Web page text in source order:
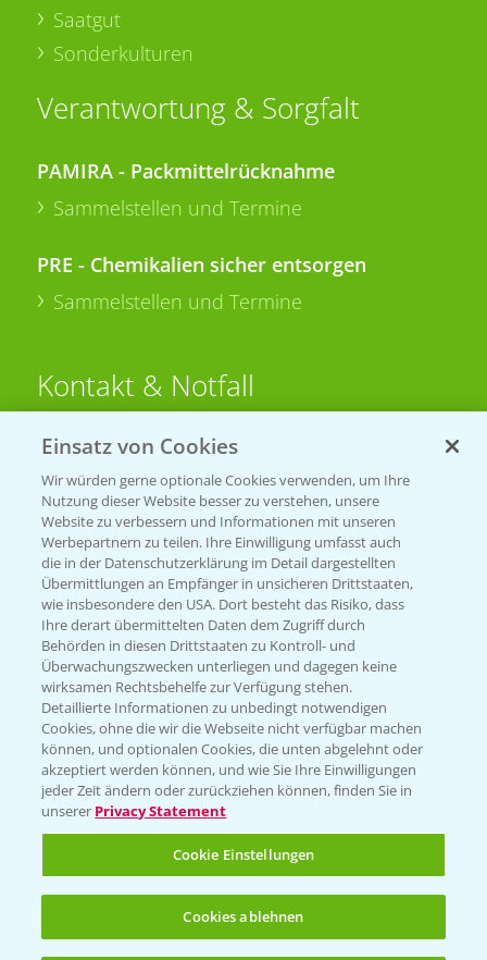
Saatgut
Sonderkulturen
Verantwortung & Sorgfalt
PAMIRA - Packmittelrücknahme
Sammelstellen und Termine
PRE - Chemikalien sicher entsorgen
Sammelstellen und Termine
Kontakt & Notfall
Beratung auf WhatsApp
T.+49 (0)174 346 564 1
KONTAKT
Hilfe in Notfällen
T.+49 (0)214/30-20220
Folgen Sie uns
Einsatz von Cookies
Wir würden gerne optionale Cookies verwenden, um Ihre
Nutzung dieser Website besser zu verstehen, unsere
Website zu verbessern und Informationen mit unseren
Werbepartnern zu teilen. Ihre Einwilligung umfasst auch
die in der Datenschutzerklärung im Detail dargestellten
Übermittlungen an Empfänger in unsicheren Drittstaaten,
wie insbesondere den USA. Dort besteht das Risiko, dass
Ihre derart übermittelten Daten dem Zugriff durch
Behörden in diesen Drittstaaten zu Kontroll- und
Überwachungszwecken unterliegen und dagegen keine
wirksamen Rechtsbehelfe zur Verfügung stehen.
Detaillierte Informationen zu unbedingt notwendigen
Cookies, ohne die wir die Webseite nicht verfügbar machen
können, und optionalen Cookies, die unten abgelehnt oder
akzeptiert werden können, und wie Sie Ihre Einwilligungen
jeder Zeit ändern oder zurückziehen können, finden Sie in
unserer Privacy Statement
Cookie Einstellungen
Cookies ablehnen